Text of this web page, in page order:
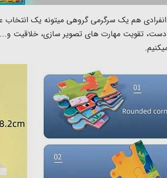
هم یک سرگرمی گروهی میتونه یک
تقویت مهارت های تصویر سازی، خلاقیت و...